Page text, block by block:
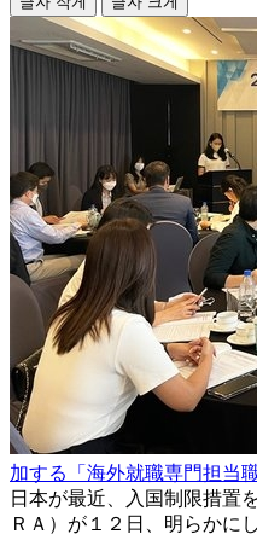
加する「海外就職専門担当
日本が最近、入国制限措置
ＲＡ）が１２日、明らかにし